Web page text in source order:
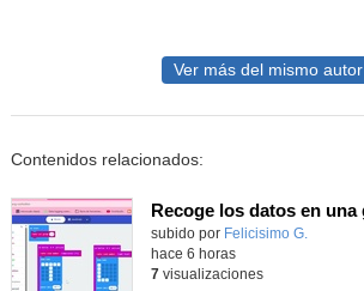
Ver más del mismo autor
Contenidos relacionados:
Contenido educativo.
subido por Felicisimo G.
hace 6 horas
7visualizaciones